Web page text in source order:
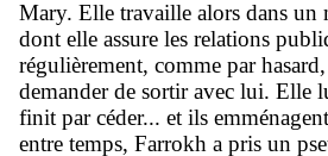
Mary. Elle travaille alors dans un
dont elle assure les relations
régulièrement, comme par
demander de sortir avec lui. Elle
finit par céder... et ils
entre temps, Farrokh a pris un